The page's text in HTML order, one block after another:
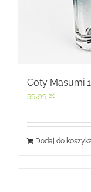
Coty Masumi
59,99 zł
Dodaj do